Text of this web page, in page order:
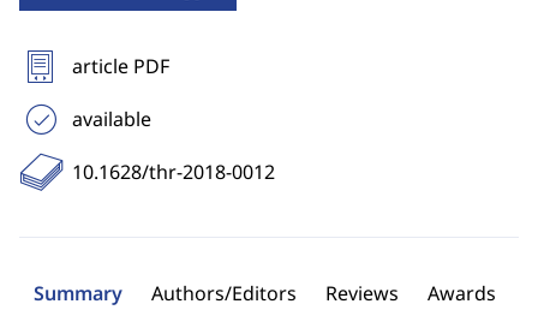
article PDF
available
10.1628/thr-2018-0012
Summary Authors/Editors Reviews Awards